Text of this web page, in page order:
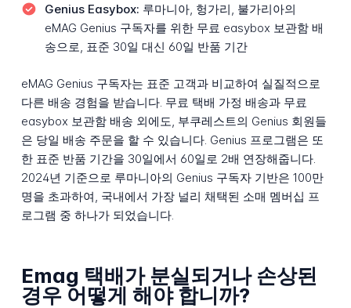
Genius Easybox: 루마니아, 헝가리, 불가리아의
eMAG Genius 구독자를 위한 무료 easybox 보관함 배
송으로, 표준 30일 대신 60일 반품 기간
eMAG Genius 구독자는 표준 고객과 비교하여 실질적으로
다른 배송 경험을 받습니다. 무료 택배 가정 배송과 무료
easybox 보관함 배송 외에도, 부쿠레스트의 Genius 회원들
은 당일 배송 주문을 할 수 있습니다. Genius 프로그램은 또
한 표준 반품 기간을 30일에서 60일로 2배 연장해줍니다.
2024년 기준으로 루마니아의 Genius 구독자 기반은 100만
명을 초과하여, 국내에서 가장 널리 채택된 소매 멤버십 프
로그램 중 하나가 되었습니다.
Emag 택배가 분실되거나 손상된
경우 어떻게 해야 합니까?